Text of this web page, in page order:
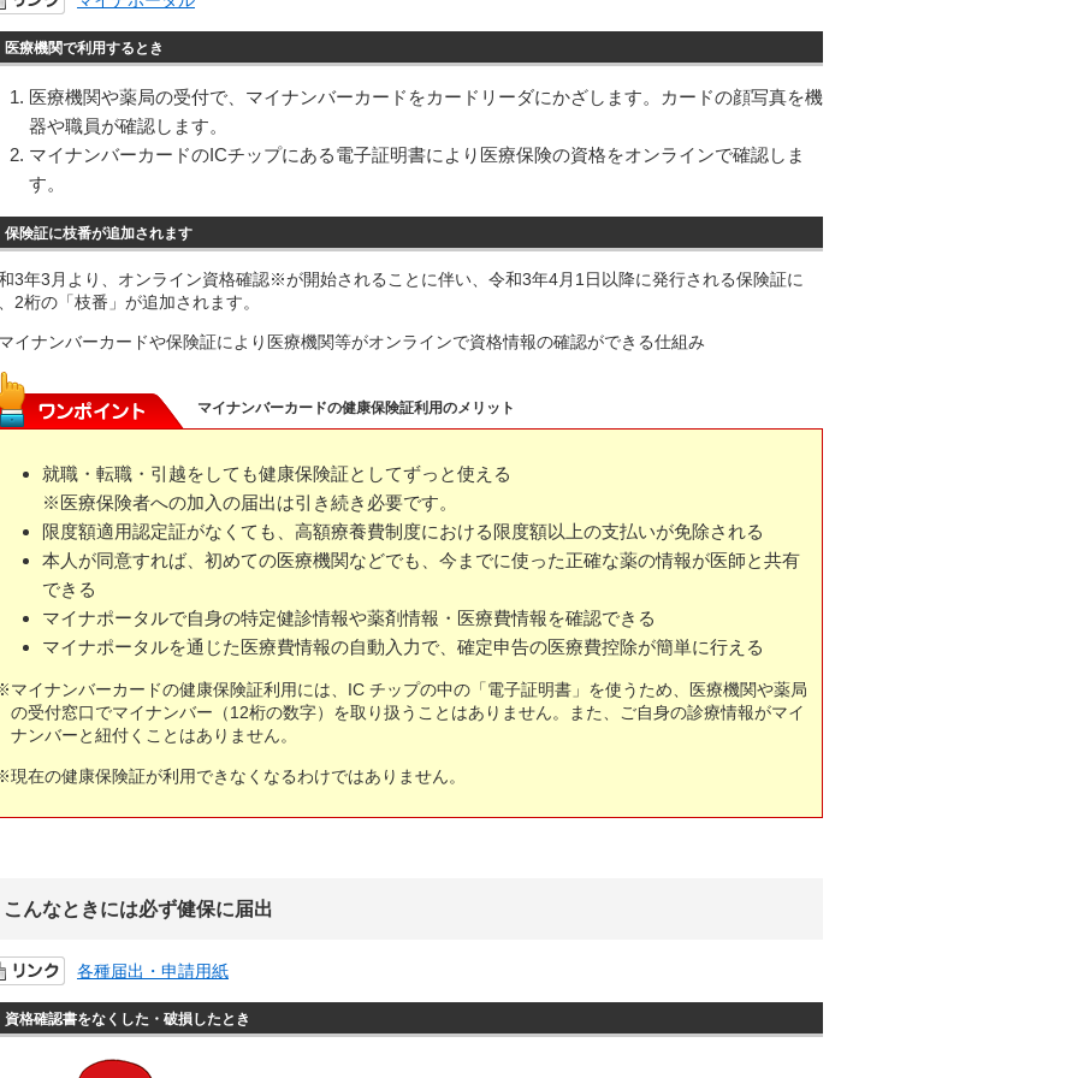
医療機関で利用するとき
医療機関や薬局の受付で、マイナンバーカードをカードリーダにかざします。カードの顔写真を機
器や職員が確認します。
マイナンバーカードのICチップにある電子証明書により医療保険の資格をオンラインで確認しま
す。
保険証に枝番が追加されます
3年3月より、オンライン資格確認※が開始されることに伴い、令和3年4月1日以降に発行される保険証に
2桁の「枝番」が追加されます。
イナンバーカードや保険証により医療機関等がオンラインで資格情報の確認ができる仕組み
マイナンバーカードの健康保険証利用のメリット
就職・転職・引越をしても健康保険証としてずっと使える
※医療保険者への加入の届出は引き続き必要です。
限度額適用認定証がなくても、高額療養費制度における限度額以上の支払いが免除される
本人が同意すれば、初めての医療機関などでも、今までに使った正確な薬の情報が医師と共有
できる
マイナポータルで自身の特定健診情報や薬剤情報・医療費情報を確認できる
マイナポータルを通じた医療費情報の自動入力で、確定申告の医療費控除が簡単に行える
マイナンバーカードの健康保険証利用には、IC チップの中の「電子証明書」を使うため、医療機関や薬局
の受付窓口でマイナンバー（12桁の数字）を取り扱うことはありません。また、ご自身の診療情報がマイ
ナンバーと紐付くことはありません。
現在の健康保険証が利用できなくなるわけではありません。
こんなときには必ず健保に届出
各種届出・申請用紙
資格確認書をなくした・破損したとき